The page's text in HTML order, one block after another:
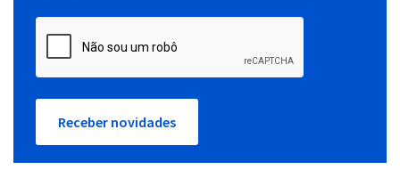
Receber novidades